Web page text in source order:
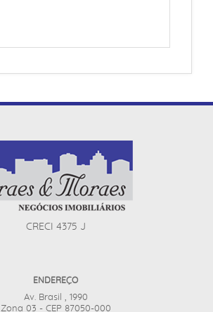
CRECI 4375 J
ENDEREÇO
Av. Brasil , 1990
Zona 03 - CEP 87050-000